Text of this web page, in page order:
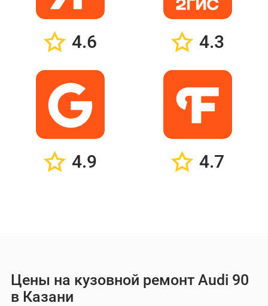
4.6 4.3
4.9 4.7
Цены на кузовной ремонт Audi 90
в Казани